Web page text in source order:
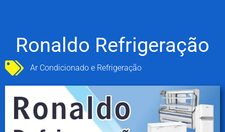
Ronaldo Refrigeração
Ar Condicionado e Refrigeração